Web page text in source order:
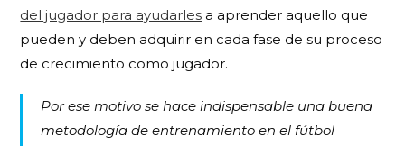
del jugador para ayudarles a aprender aquello que
pueden y deben adquirir en cada fase de su proceso
de crecimiento como jugador.
Por ese motivo se hace indispensable una buena
metodología de entrenamiento en el fútbol